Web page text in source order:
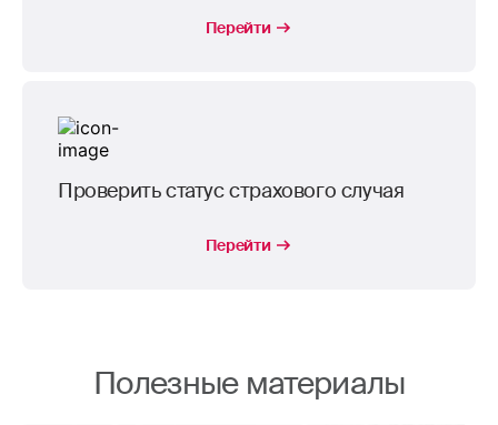
Перейти
Проверить статус страхового случая
Перейти
Полезные материалы